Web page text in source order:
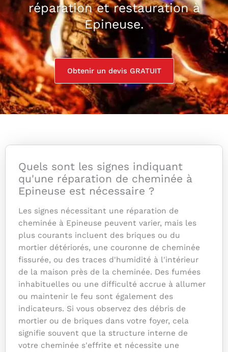
réparation et restauration à
Epineuse.
Obtenir un devis GRATUIT
Quels sont les signes indiquant
qu'une réparation de cheminée à
Epineuse est nécessaire ?
Les signes nécessitant une réparation de
cheminée à Epineuse peuvent varier, mais les
plus courants incluent des briques ou du
mortier détériorés, une couronne de cheminée
fissurée, ou des traces d'humidité à l'intérieur
de la maison près de la cheminée. Des fumées
inhabituelles ou une difficulté accrue à allumer
ou maintenir le feu sont également des
indicateurs. Si vous observez des débris de
mortier ou de briques dans votre foyer, cela
signifie souvent que la structure interne de
votre cheminée s'effrite et nécessite une